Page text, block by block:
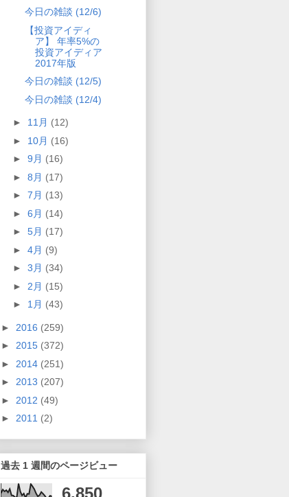
今日の雑談 (12/6)
【投資アイディ
ア】 年率5%の
投資アイディア
2017年版
今日の雑談 (12/5)
今日の雑談 (12/4)
► 11月 (12)
► 10月 (16)
► 9月 (16)
► 8月 (17)
► 7月 (13)
► 6月 (14)
► 5月 (17)
► 4月 (9)
► 3月 (34)
► 2月 (15)
► 1月 (43)
► 2016 (259)
► 2015 (372)
► 2014 (251)
► 2013 (207)
► 2012 (49)
► 2011 (2)
過去 1 週間のページビュー
6,850